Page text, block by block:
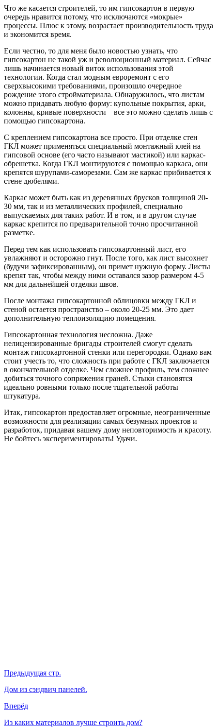
Что же касается строителей, то им гипсокартон в первую
очередь нравится потому, что исключаются «мокрые»
процессы. Плюс к этому, возрастает производительность труда
и экономится время.
Если честно, то для меня было новостью узнать, что
гипсокартон не такой уж и революционный материал. Сейчас
лишь начинается новый виток использования этой
технологии. Когда стал модным евроремонт с его
сверхвысокими требованиями, произошло очередное
рождение этого стройматериала. Обнаружилось, что листам
можно придавать любую форму: купольные покрытия, арки,
колонны, кривые поверхности – все это можно сделать лишь с
помощью гипсокартона.
С креплением гипсокартона все просто. При отделке стен
ГКЛ может применяться специальный монтажный клей на
гипсовой основе (его часто называют мастикой) или каркас-
обрешетка. Когда ГКЛ монтируются с помощью каркаса, они
крепятся шурупами-саморезами. Сам же каркас прибивается к
стене дюбелями.
Каркас может быть как из деревянных брусков толщиной 20-
30 мм, так и из металлических профилей, специально
выпускаемых для таких работ. И в том, и в другом случае
каркас крепится по предварительной точно просчитанной
разметке.
Перед тем как использовать гипсокартонный лист, его
увлажняют и осторожно гнут. После того, как лист высохнет
(будучи зафиксированным), он примет нужную форму. Листы
крепят так, чтобы между ними оставался зазор размером 4-5
мм для дальнейшей отделки швов.
После монтажа гипсокартонной облицовки между ГКЛ и
стеной остается пространство – около 20-25 мм. Это дает
дополнительную теплоизоляцию помещения.
Гипсокартонная технология несложна. Даже
нелицензированные бригады строителей смогут сделать
монтаж гипсокартонной стенки или перегородки. Однако вам
стоит учесть то, что сложность при работе с ГКЛ заключается
в окончательной отделке. Чем сложнее профиль, тем сложнее
добиться точного сопряжения граней. Стыки становятся
идеально ровными только после тщательной работы
штукатура.
Итак, гипсокартон предоставляет огромные, неограниченные
возможности для реализации самых безумных проектов и
разработок, придавая вашему дому неповторимость и красоту.
Не бойтесь экспериментировать! Удачи.
Предыдущая стр.
Дом из сэндвич панелей.
Вперёд
Из каких материалов лучше строить дом?